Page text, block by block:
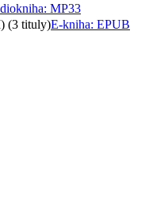
MP33
(3 tituly)E-kniha: EPUB